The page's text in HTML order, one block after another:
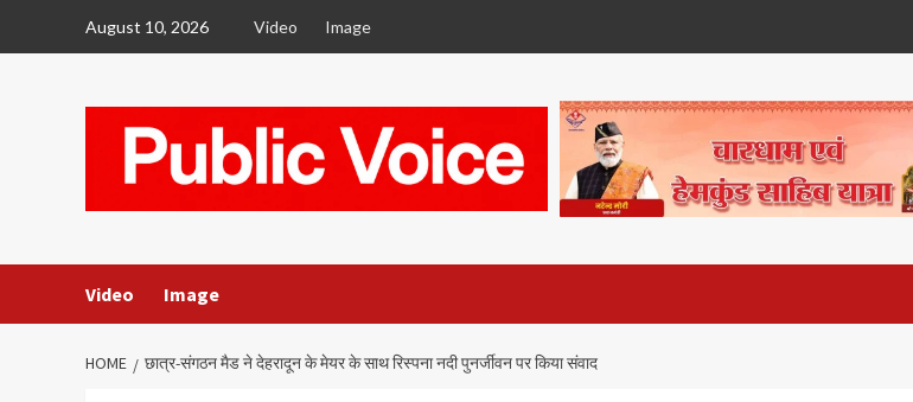
August 10, 2026 Video Image
Video Image
HOME छात्र-संगठन मैड ने देहरादून के मेयर के साथ रिस्पना नदी पुनर्जीवन पर किया संवाद